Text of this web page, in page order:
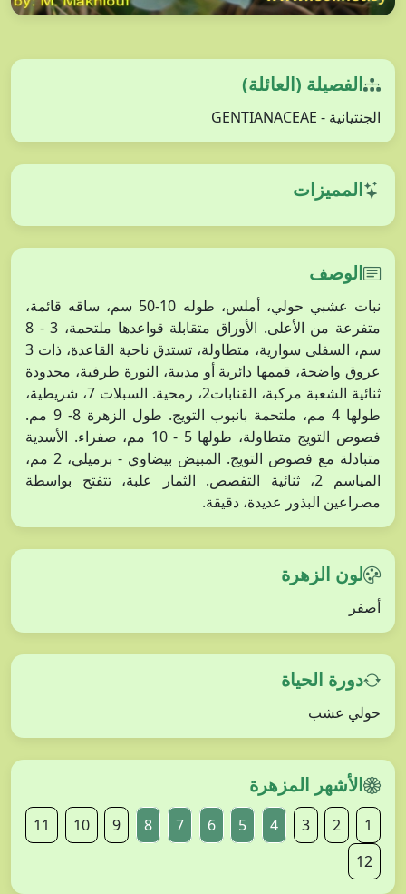
الفصيلة (العائلة)
الجنتيانية - GENTIANACEAE
المميزات
الوصف
نبات عشبي حولي، أملس، طوله 10-50 سم، ساقه قائمة،
متفرعة من الأعلى. الأوراق متقابلة قواعدها ملتحمة، 3 - 8
سم، السفلى سوارية، متطاولة، تستدق ناحية القاعدة، ذات 3
عروق واضحة، قممها دائرية أو مدببة، النورة طرفية، محدودة
ثنائية الشعبة مركبة، القنابات2، رمحية. السبلات 7، شريطية،
طولها 4 مم، ملتحمة بانبوب التويج. طول الزهرة 8- 9 مم.
فصوص التويج متطاولة، طولها 5 - 10 مم، صفراء. الأسدية
متبادلة مع فصوص التويج. المبيض بيضاوي - برميلي، 2 مم،
المياسم 2، ثنائية التفصص. الثمار علبة، تتفتح بواسطة
مصراعين البذور عديدة، دقيقة.
لون الزهرة
أصفر
دورة الحياة
حولي عشب
الأشهر المزهرة
1
2
3
4
5
6
7
8
9
10
11
12